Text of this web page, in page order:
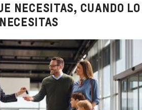
NECESITAS, CUANDO LO
NECESITAS